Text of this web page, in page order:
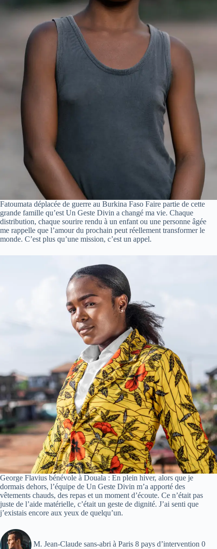
Fatoumata déplacée de guerre au Burkina Faso Faire partie de cette
grande famille qu’est Un Geste Divin a changé ma vie. Chaque
distribution, chaque sourire rendu à un enfant ou une personne âgée
me rappelle que l’amour du prochain peut réellement transformer le
monde. C’est plus qu’une mission, c’est un appel.
George Flavius bénévole à Douala : En plein hiver, alors que je
dormais dehors, l’équipe de Un Geste Divin m’a apporté des
vêtements chauds, des repas et un moment d’écoute. Ce n’était pas
juste de l’aide matérielle, c’était un geste de dignité. J’ai senti que
j’existais encore aux yeux de quelqu’un.
M. Jean-Claude sans-abri à Paris 8 pays d’intervention 0